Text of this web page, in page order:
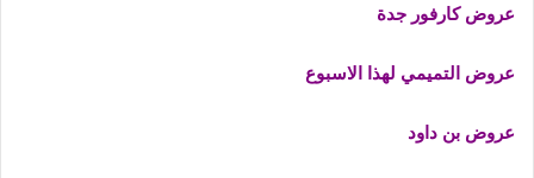
عروض كارفور جدة
عروض التميمي لهذا الاسبوع
عروض بن داود